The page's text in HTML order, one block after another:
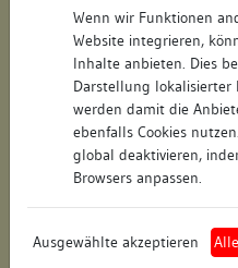
Wenn wir Funktionen
Website integrieren,
Inhalte anbieten. Dies
Darstellung lokalisierter
werden damit die
ebenfalls Cookies
global deaktivieren,
Browsers anpassen.
Ausgewählte akzeptieren
Postleitzahl:
Stadt-Teilort:
Regierungsbezirk:
Flurstücknummer: